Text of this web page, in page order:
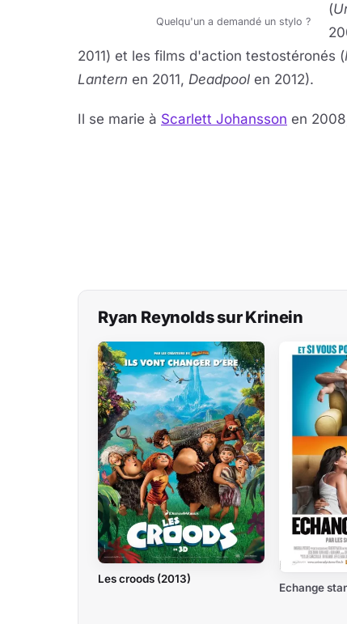
Quelqu'un a demandé un stylo ?
(
2011) et les films d'action testostéronés (
Lantern en 2011, Deadpool en 2012).
Il se marie à Scarlett Johansson en
Ryan Reynolds sur Krinein
Les croods (2013)
Echange